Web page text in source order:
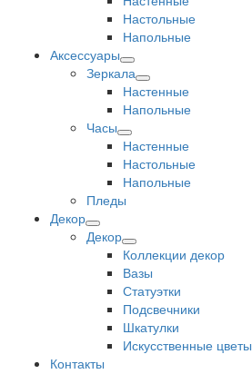
Настольные
Напольные
Аксессуары
Зеркала
Настенные
Напольные
Часы
Настенные
Настольные
Напольные
Пледы
Декор
Декор
Коллекции декор
Вазы
Статуэтки
Подсвечники
Шкатулки
Искусственные цветы
Контакты